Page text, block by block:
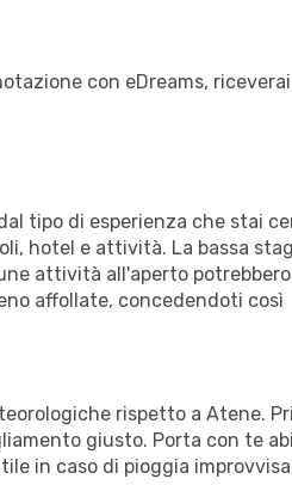
con eDreams,
tipo di esperienza che stai
hotel e attività. La bassa
attività all'aperto
affollate, concedendoti così
rispetto a Atene.
giusto. Porta con te
in caso di pioggia